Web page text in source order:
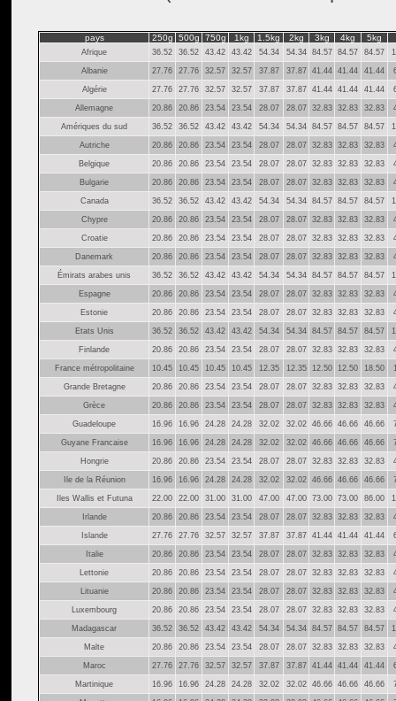
pays 250g 500g 750g 1kg 1.5kg 2kg 3kg 4kg 5kg
Afrique 36.52 36.52 43.42 43.42 54.34 54.34 84.57 84.57 84.57
Albanie 27.76 27.76 32.57 32.57 37.87 37.87 41.44 41.44 41.44
Algérie 27.76 27.76 32.57 32.57 37.87 37.87 41.44 41.44 41.44
Allemagne 20.86 20.86 23.54 23.54 28.07 28.07 32.83 32.83 32.83
Amériques du sud 36.52 36.52 43.42 43.42 54.34 54.34 84.57 84.57 84.57
Autriche 20.86 20.86 23.54 23.54 28.07 28.07 32.83 32.83 32.83
Belgique 20.86 20.86 23.54 23.54 28.07 28.07 32.83 32.83 32.83
Bulgarie 20.86 20.86 23.54 23.54 28.07 28.07 32.83 32.83 32.83
Canada 36.52 36.52 43.42 43.42 54.34 54.34 84.57 84.57 84.57
Chypre 20.86 20.86 23.54 23.54 28.07 28.07 32.83 32.83 32.83
Croatie 20.86 20.86 23.54 23.54 28.07 28.07 32.83 32.83 32.83
Danemark 20.86 20.86 23.54 23.54 28.07 28.07 32.83 32.83 32.83
Émirats arabes unis 36.52 36.52 43.42 43.42 54.34 54.34 84.57 84.57 84.57
Espagne 20.86 20.86 23.54 23.54 28.07 28.07 32.83 32.83 32.83
Estonie 20.86 20.86 23.54 23.54 28.07 28.07 32.83 32.83 32.83
Etats Unis 36.52 36.52 43.42 43.42 54.34 54.34 84.57 84.57 84.57
Finlande 20.86 20.86 23.54 23.54 28.07 28.07 32.83 32.83 32.83
France métropolitaine 10.45 10.45 10.45 10.45 12.35 12.35 12.50 12.50 18.50
Grande Bretagne 20.86 20.86 23.54 23.54 28.07 28.07 32.83 32.83 32.83
Grèce 20.86 20.86 23.54 23.54 28.07 28.07 32.83 32.83 32.83
Guadeloupe 16.96 16.96 24.28 24.28 32.02 32.02 46.66 46.66 46.66
Guyane Francaise 16.96 16.96 24.28 24.28 32.02 32.02 46.66 46.66 46.66
Hongrie 20.86 20.86 23.54 23.54 28.07 28.07 32.83 32.83 32.83
Ile de la Réunion 16.96 16.96 24.28 24.28 32.02 32.02 46.66 46.66 46.66
Iles Wallis et Futuna 22.00 22.00 31.00 31.00 47.00 47.00 73.00 73.00 86.00
Irlande 20.86 20.86 23.54 23.54 28.07 28.07 32.83 32.83 32.83
Islande 27.76 27.76 32.57 32.57 37.87 37.87 41.44 41.44 41.44
Italie 20.86 20.86 23.54 23.54 28.07 28.07 32.83 32.83 32.83
Lettonie 20.86 20.86 23.54 23.54 28.07 28.07 32.83 32.83 32.83
Lituanie 20.86 20.86 23.54 23.54 28.07 28.07 32.83 32.83 32.83
Luxembourg 20.86 20.86 23.54 23.54 28.07 28.07 32.83 32.83 32.83
Madagascar 36.52 36.52 43.42 43.42 54.34 54.34 84.57 84.57 84.57
Malte 20.86 20.86 23.54 23.54 28.07 28.07 32.83 32.83 32.83
Maroc 27.76 27.76 32.57 32.57 37.87 37.87 41.44 41.44 41.44
Martinique 16.96 16.96 24.28 24.28 32.02 32.02 46.66 46.66 46.66